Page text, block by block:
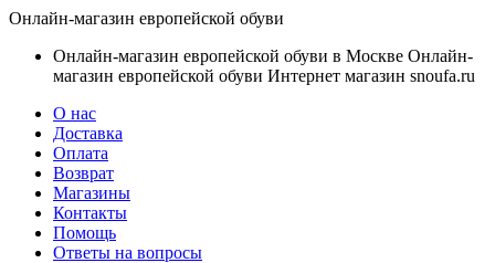
Онлайн-магазин европейской обуви
Онлайн-магазин европейской обуви в Москве Онлайн-
магазин европейской обуви Интернет магазин snoufa.ru
О нас
Доставка
Оплата
Возврат
Магазины
Контакты
Помощь
Ответы на вопросы